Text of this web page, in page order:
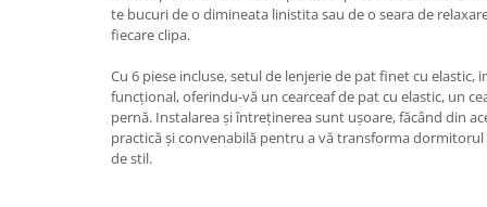
te bucuri de o dimineata linistita sau de o seara de
fiecare clipa.
Cu 6 piese incluse, setul de lenjerie de pat finet cu elastic,
funcțional, oferindu-vă un cearceaf de pat cu elastic, un
pernă. Instalarea și întreținerea sunt ușoare, făcând din
practică și convenabilă pentru a vă transforma
de stil.